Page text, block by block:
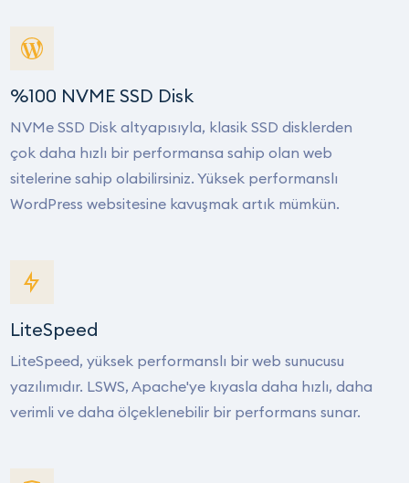
%100 NVME SSD Disk
NVMe SSD Disk altyapısıyla, klasik SSD disklerden
çok daha hızlı bir performansa sahip olan web
sitelerine sahip olabilirsiniz. Yüksek performanslı
WordPress websitesine kavuşmak artık mümkün.
LiteSpeed
LiteSpeed, yüksek performanslı bir web sunucusu
yazılımıdır. LSWS, Apache'ye kıyasla daha hızlı, daha
verimli ve daha ölçeklenebilir bir performans sunar.